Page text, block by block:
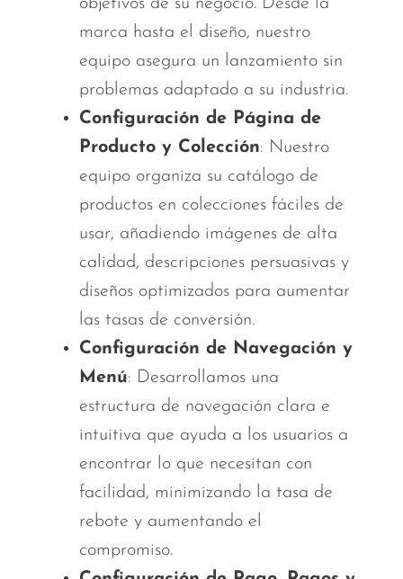
marca hasta el diseño, nuestro
equipo asegura un lanzamiento sin
problemas adaptado a su industria.
Configuración de Página de
Producto y Colección: Nuestro
equipo organiza su catálogo de
productos en colecciones fáciles de
usar, añadiendo imágenes de alta
calidad, descripciones persuasivas y
diseños optimizados para aumentar
las tasas de conversión.
Configuración de Navegación y
Menú: Desarrollamos una
estructura de navegación clara e
intuitiva que ayuda a los usuarios a
encontrar lo que necesitan con
facilidad, minimizando la tasa de
rebote y aumentando el
compromiso.